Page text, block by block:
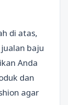
di atas,
baju
Anda
dan
agar